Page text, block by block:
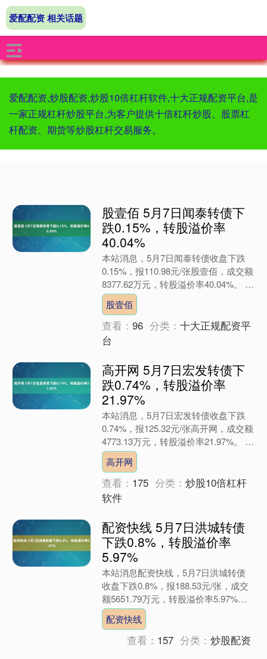
爱配配资,炒股配资,炒股10倍杠杆软件,十大正规配资平台,是
一家正规杠杆炒股平台,为客户提供十倍杠杆炒股、股票杠
杆配资、期货等炒股杠杆交易服务。
爱配配资 相关话题
股壹佰 5月7日闻泰转债下
跌0.15%，转股溢价率
40.04%
本站消息，5月7日闻泰转债收盘下跌
0.15%，报110.98元/张股壹佰，成交额
8377.62万元，转股溢价率40.04%。 资
料显示，闻泰转债信用级别为“AA....
股壹佰
查看：96 分类：十大正规配资平
台
高开网 5月7日宏发转债下
跌0.74%，转股溢价率
21.97%
本站消息，5月7日宏发转债收盘下跌
0.74%，报125.32元/张高开网，成交额
4773.13万元，转股溢价率21.97%。 资
料显示，宏发转债信用级别为“AA....
高开网
查看： 175 分类：炒股10倍杠杆
软件
配资快线 5月7日洪城转债
下跌0.8%，转股溢价率
5.97%
本站消息配资快线，5月7日洪城转债
收盘下跌0.8%，报188.53元/张，成交
额5651.79万元，转股溢价率5.97%。
资料显示，洪城转债信用级别
为“AA+....
配资快线
查看： 157 分类：炒股配资